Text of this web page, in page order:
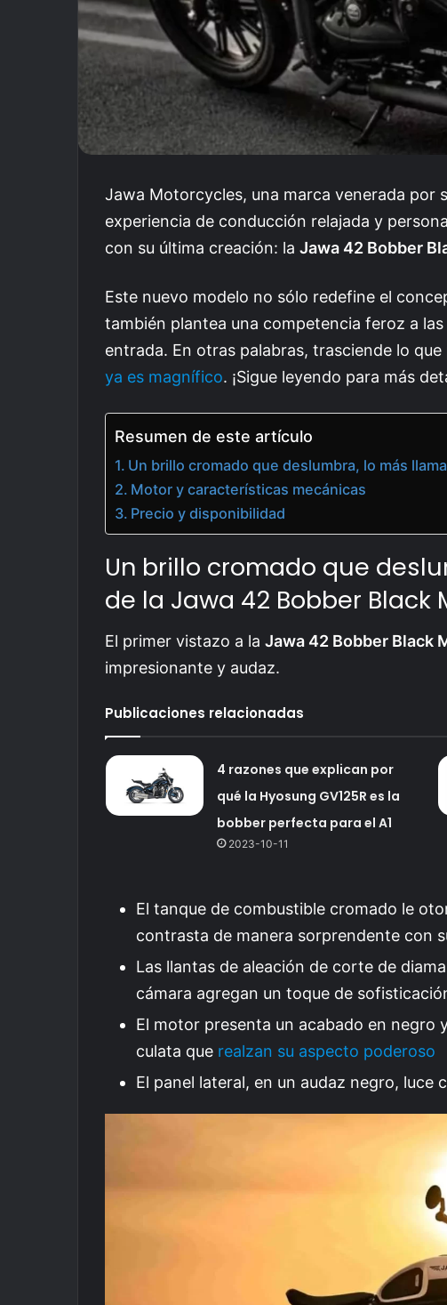
Jawa Motorcycles, una marca venerada por
experiencia de conducción relajada y
con su última creación: la Jawa 42 Bobber
Este nuevo modelo no sólo redefine el
también plantea una competencia feroz a
entrada. En otras palabras, trasciende lo
ya es magnífico. ¡Sigue leyendo para más
Resumen de este artículo
Un brillo cromado que deslumbra, lo más
Motor y características mecánicas
Precio y disponibilidad
Un brillo cromado que
de la Jawa 42 Bobber Black
El primer vistazo a la Jawa 42 Bobber Black
impresionante y audaz.
Publicaciones relacionadas
4 razones que explican por
qué la Hyosung GV125R es la
bobber perfecta para el A1
2023-10-11
El tanque de combustible cromado le
contrasta de manera sorprendente con
Las llantas de aleación de corte de
cámara agregan un toque de
El motor presenta un acabado en negro
culata que realzan su aspecto poderoso
El panel lateral, en un audaz negro,